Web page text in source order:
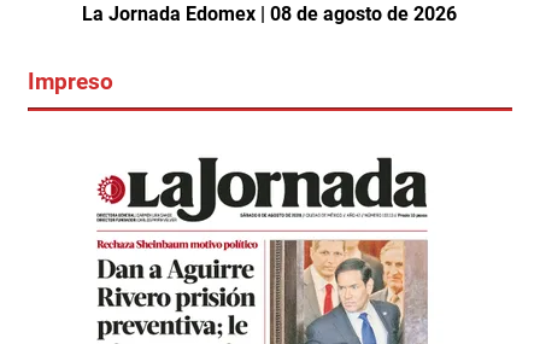
La Jornada Edomex | 08 de agosto de 2026
Impreso